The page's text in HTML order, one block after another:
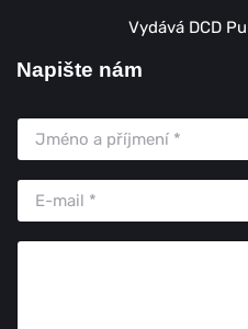
Vydává DCD
Napište nám